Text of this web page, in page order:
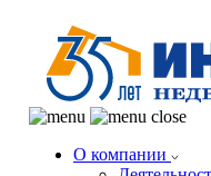
О компании